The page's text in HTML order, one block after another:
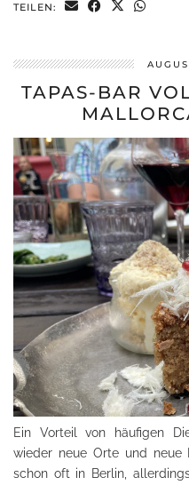
TEILEN:
TAPAS-BAR
Ein Vorteil von häufigen
wieder neue Orte und neue
schon oft in Berlin,